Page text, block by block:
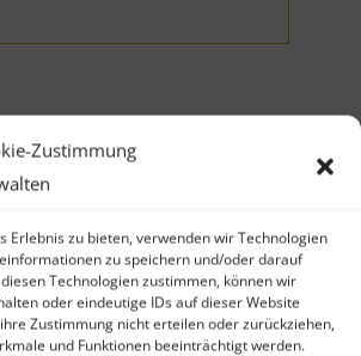
Zustimmung
Erlebnis zu bieten, verwenden wir Technologien
zu speichern und/oder darauf
Technologien zustimmen, können wir
oder eindeutige IDs auf dieser Website
Zustimmung nicht erteilen oder zurückziehen,
und Funktionen beeinträchtigt werden.
(*Pflichtfeld)